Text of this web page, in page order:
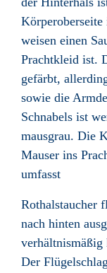
weisen einen
Prachtkleid ist.
gefärbt,
sowie die
Schnabels ist
mausgrau. Die
Mauser ins
umfasst
Rothalstaucher
nach hinten
Der